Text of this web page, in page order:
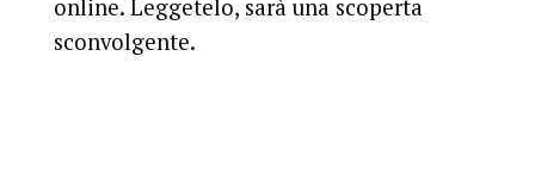
online. Leggetelo, sarà una scoperta
sconvolgente.